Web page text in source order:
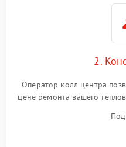
2.
Оператор колл центра
цене ремонта вашего